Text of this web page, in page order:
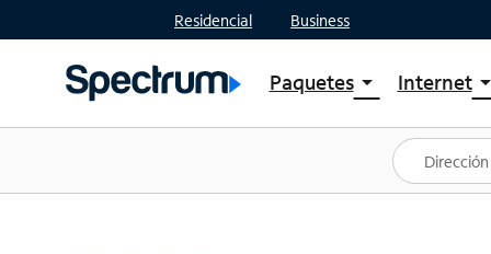
Residencial Business
Paquetesarrow_drop_down
Ver paquetes
Spectrum One
Mejores ofertas
Internetarrow_drop_down
Planes